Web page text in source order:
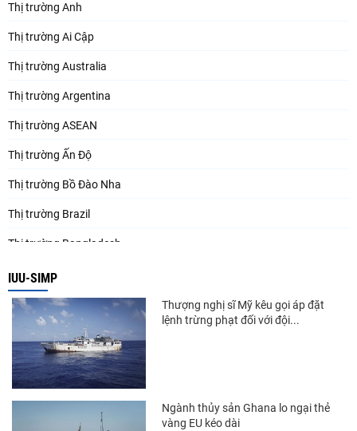
Thị trường Anh
Thị trường Ai Cập
Thị trường Australia
Thị trường Argentina
Thị trường ASEAN
Thị trường Ấn Độ
Thị trường Bồ Đào Nha
Thị trường Brazil
Thị trường Bangladesh
Thị trường Chile
Thị trường Canada
Thị trường Ecuador
Thị trường EU
Thị trường Indonesia
Thị trường Mexico
IUU-SIMP
Thượng nghị sĩ Mỹ kêu gọi áp đặt
lệnh trừng phạt đối với đội...
Ngành thủy sản Ghana lo ngại thẻ
vàng EU kéo dài